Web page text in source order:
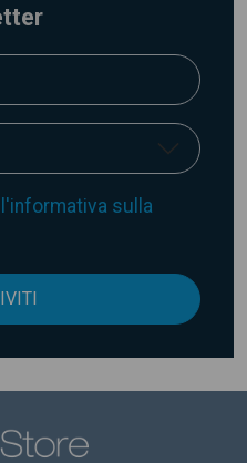
sulla